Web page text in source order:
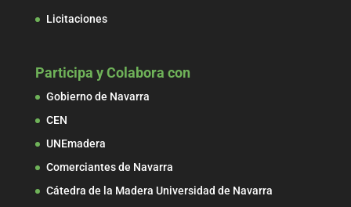
Licitaciones
Participa y Colabora con
Gobierno de Navarra
CEN
UNEmadera
Comerciantes de Navarra
Cátedra de la Madera Universidad de Navarra